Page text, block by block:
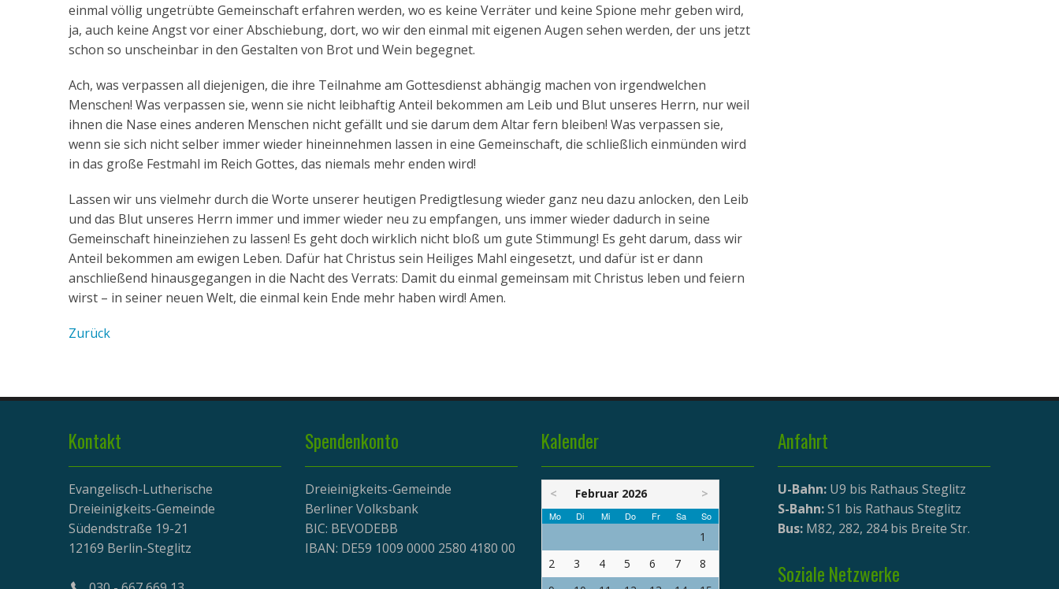
einmal völlig ungetrübte Gemeinschaft erfahren werden, wo es keine Verräter und keine Spione mehr geben wird,
ja, auch keine Angst vor einer Abschiebung, dort, wo wir den einmal mit eigenen Augen sehen werden, der uns jetzt
schon so unscheinbar in den Gestalten von Brot und Wein begegnet.
Ach, was verpassen all diejenigen, die ihre Teilnahme am Gottesdienst abhängig machen von irgendwelchen
Menschen! Was verpassen sie, wenn sie nicht leibhaftig Anteil bekommen am Leib und Blut unseres Herrn, nur weil
ihnen die Nase eines anderen Menschen nicht gefällt und sie darum dem Altar fern bleiben! Was verpassen sie,
wenn sie sich nicht selber immer wieder hineinnehmen lassen in eine Gemeinschaft, die schließlich einmünden wird
in das große Festmahl im Reich Gottes, das niemals mehr enden wird!
Lassen wir uns vielmehr durch die Worte unserer heutigen Predigtlesung wieder ganz neu dazu anlocken, den Leib
und das Blut unseres Herrn immer und immer wieder neu zu empfangen, uns immer wieder dadurch in seine
Gemeinschaft hineinziehen zu lassen! Es geht doch wirklich nicht bloß um gute Stimmung! Es geht darum, dass wir
Anteil bekommen am ewigen Leben. Dafür hat Christus sein Heiliges Mahl eingesetzt, und dafür ist er dann
anschließend hinausgegangen in die Nacht des Verrats: Damit du einmal gemeinsam mit Christus leben und feiern
wirst – in seiner neuen Welt, die einmal kein Ende mehr haben wird! Amen.
Zurück
Kontakt
Evangelisch-Lutherische
Dreieinigkeits-Gemeinde
Südendstraße 19-21
12169 Berlin-Steglitz
Spendenkonto
Dreieinigkeits-Gemeinde
Berliner Volksbank
BIC: BEVODEBB
IBAN: DE59 1009 0000 2580 4180 00
Kalender
< Februar 2026 >
Mo Di Mi Do Fr Sa So
1
2
3 4 5 6 7
8
Anfahrt
U-Bahn: U9 bis Rathaus Steglitz
S-Bahn:S1 bis Rathaus Steglitz
Bus: M82, 282, 284 bis Breite Str.
Soziale Netzwerke